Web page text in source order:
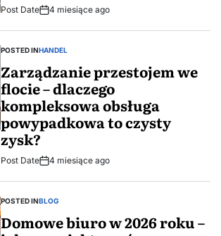
Post Date 4 miesiące ago
POSTED INHANDEL
Zarządzanie przestojem we
flocie – dlaczego
kompleksowa obsługa
powypadkowa to czysty
zysk?
Post Date 4 miesiące ago
POSTED INBLOG
Domowe biuro w 2026 roku –